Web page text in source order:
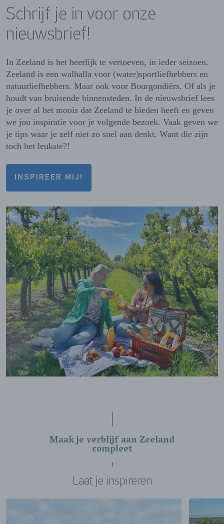
Schrijf je in voor onze
nieuwsbrief!
In Zeeland is het heerlijk te vertoeven, in ieder seizoen.
Zeeland is een walhalla voor (water)sportliefhebbers en
natuurliefhebbers. Maar ook voor Bourgondiërs. Of als je
houdt van bruisende binnensteden. In de nieuwsbrief lees
je over al het moois dat Zeeland te bieden heeft en geven
we jou inspiratie voor je volgende bezoek. Vaak geven we
je tips waar je zelf niet zo snel aan denkt. Want die zijn
toch het leukste?!
INSPIREER MIJ!
Maak je verblijf aan Zeeland
compleet
Laat je inspireren